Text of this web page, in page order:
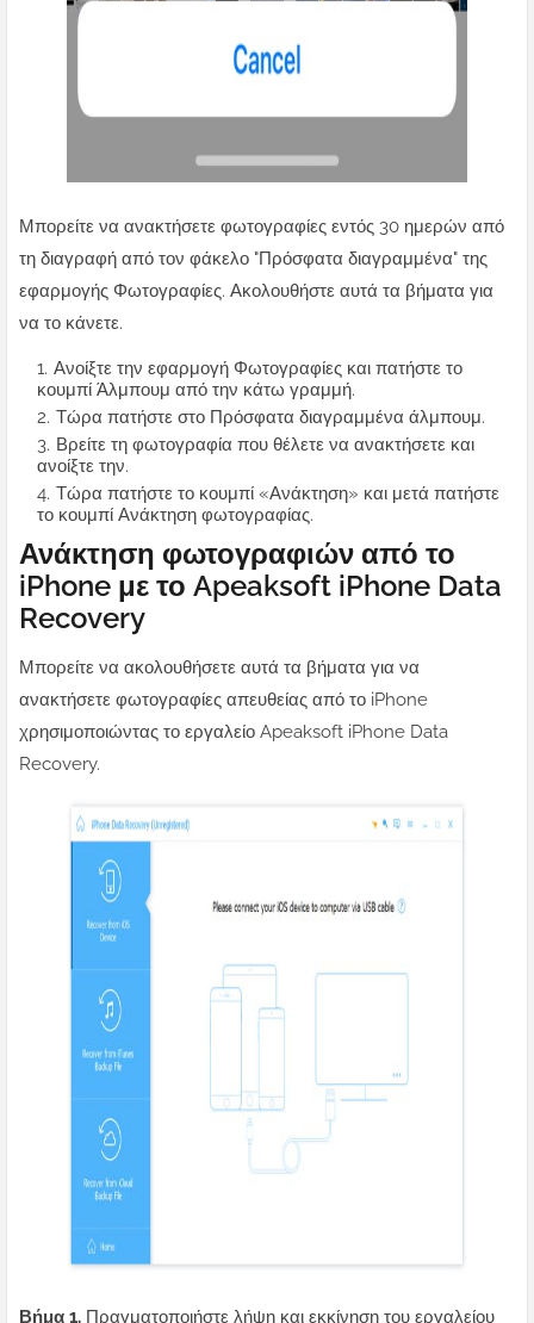
Μπορείτε να ανακτήσετε φωτογραφίες εντός 30 ημερών από
τη διαγραφή από τον φάκελο "Πρόσφατα διαγραμμένα" της
εφαρμογής Φωτογραφίες. Ακολουθήστε αυτά τα βήματα για
να το κάνετε.
Ανοίξτε την εφαρμογή Φωτογραφίες και πατήστε το
κουμπί Άλμπουμ από την κάτω γραμμή.
Τώρα πατήστε στο Πρόσφατα διαγραμμένα άλμπουμ.
Βρείτε τη φωτογραφία που θέλετε να ανακτήσετε και
ανοίξτε την.
Τώρα πατήστε το κουμπί «Ανάκτηση» και μετά πατήστε
το κουμπί Ανάκτηση φωτογραφίας.
Ανάκτηση φωτογραφιών από το
iPhone με το Apeaksoft iPhone Data
Recovery
Μπορείτε να ακολουθήσετε αυτά τα βήματα για να
ανακτήσετε φωτογραφίες απευθείας από το iPhone
χρησιμοποιώντας το εργαλείο Apeaksoft iPhone Data
Recovery.
Βήμα 1. Πραγματοποιήστε λήψη και εκκίνηση του εργαλείου